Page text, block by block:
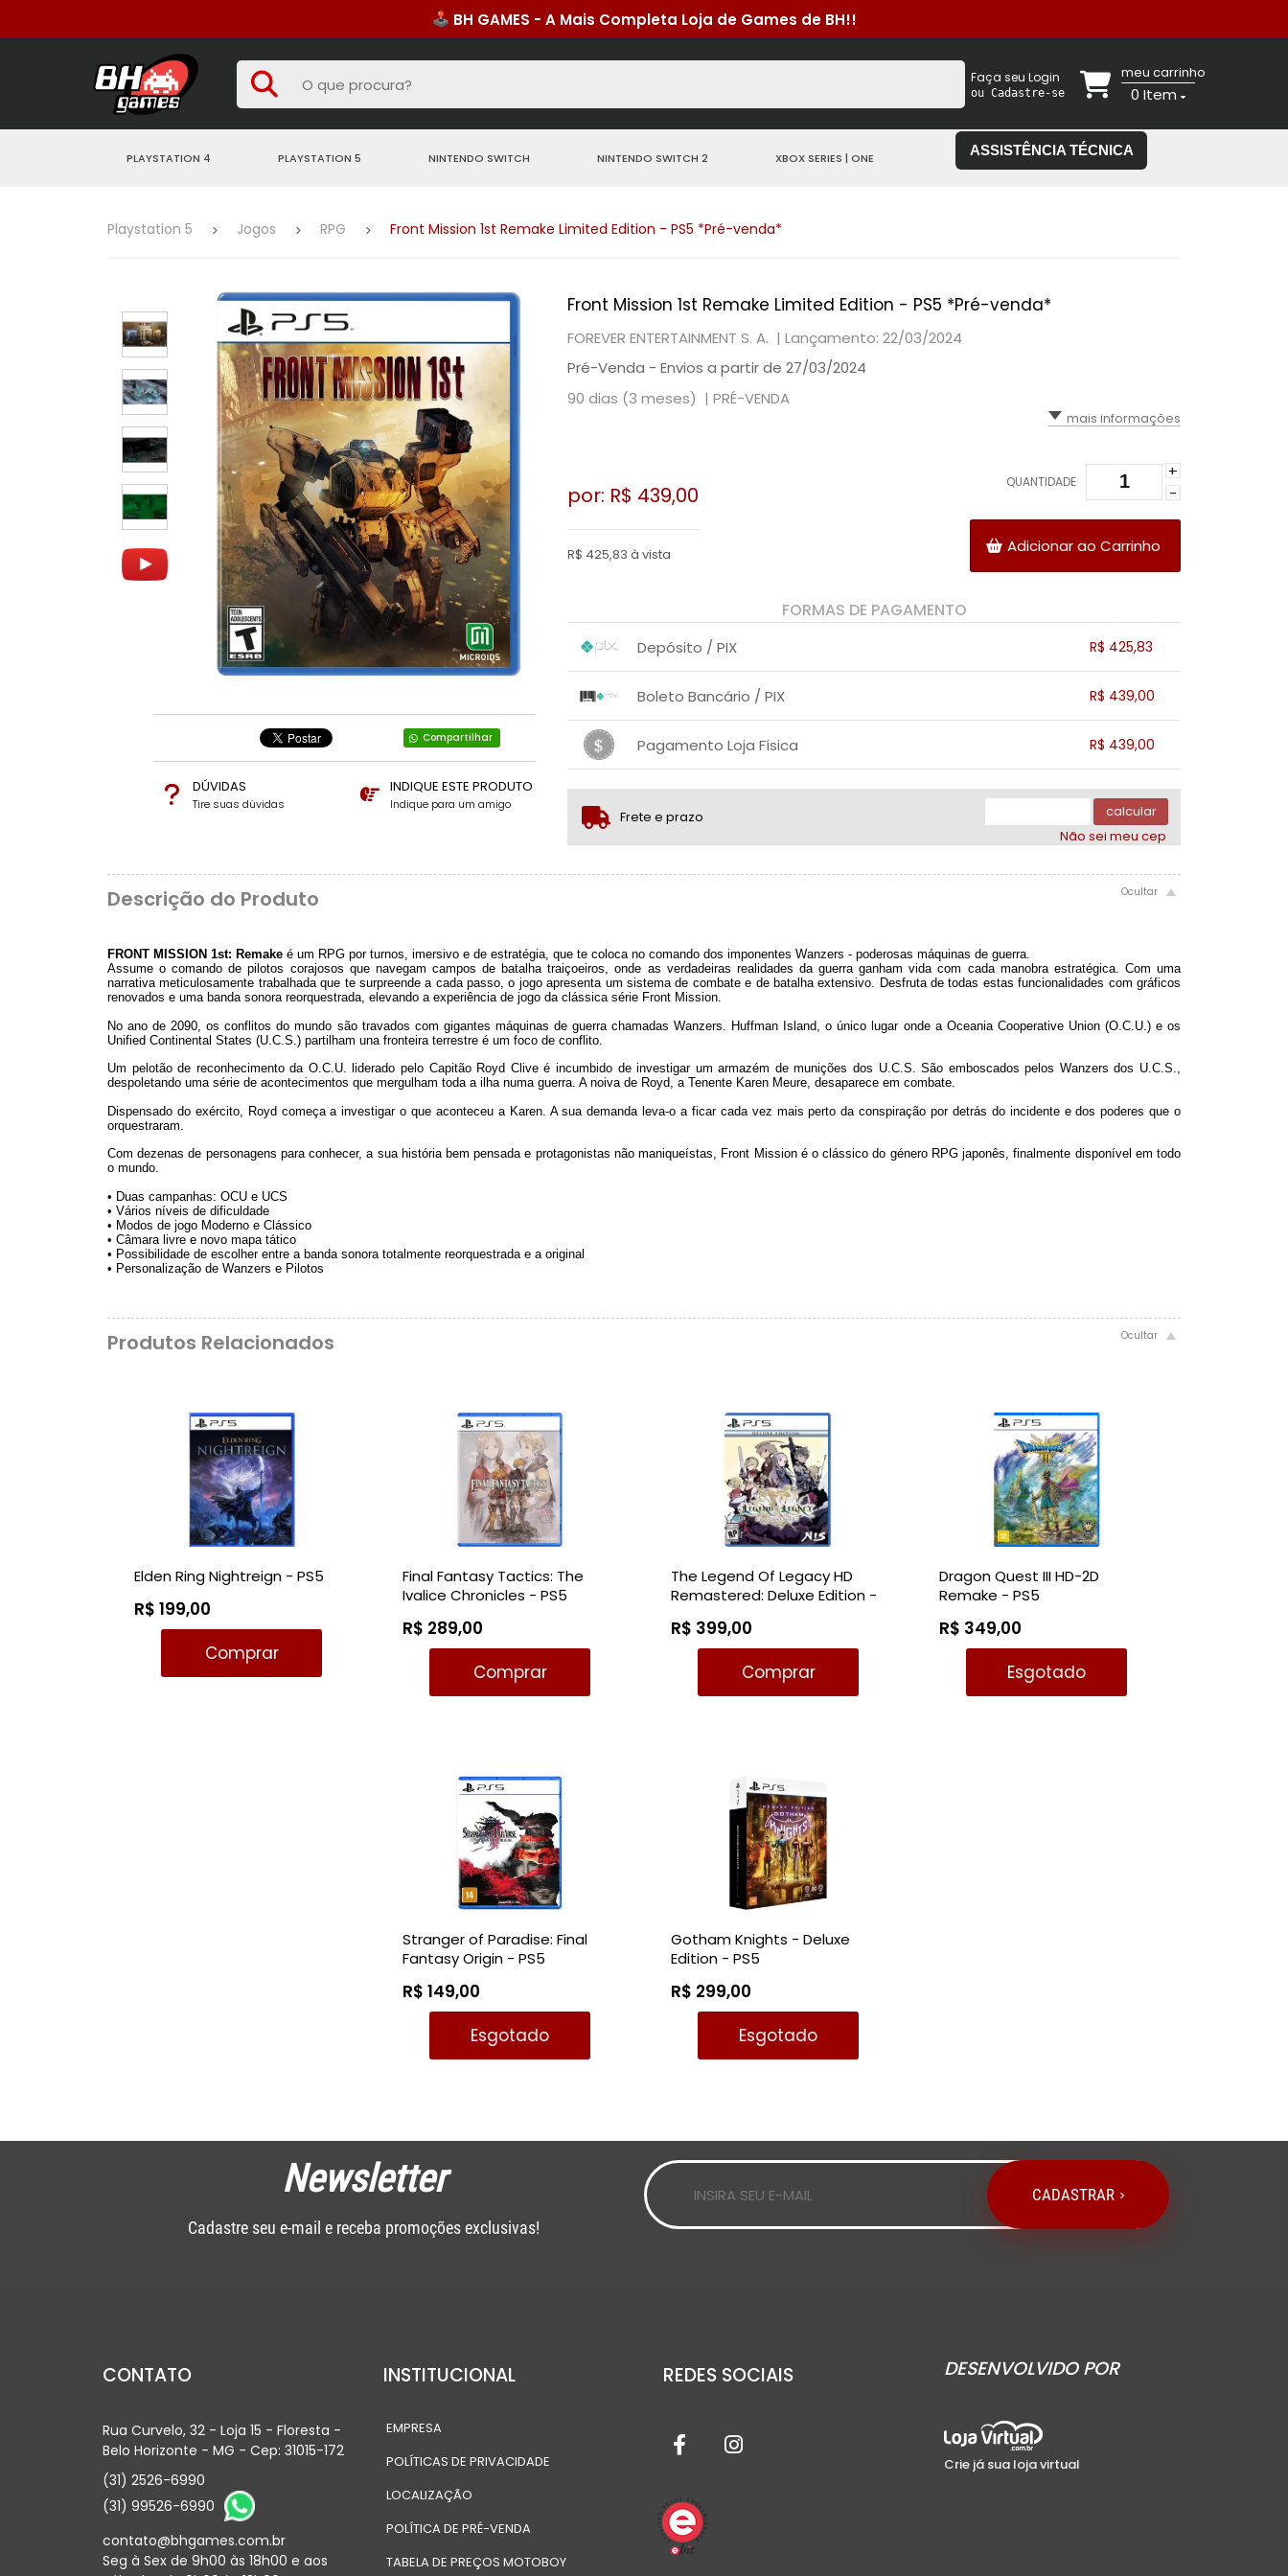
Faça seu Login
ou Cadastre-se
meu carrinho
0 Item
PLAYSTATION 4 PLAYSTATION 5 NINTENDO SWITCH NINTENDO SWITCH 2 XBOX SERIES | ONE ASSISTÊNCIA TÉCNICA
Playstation 5 Jogos RPG Front Mission 1st Remake Limited Edition - PS5 *Pré-venda*
Compartilhar
DÚVIDAS
Tire suas dúvidas
INDIQUE ESTE PRODUTO
Indique para um amigo
Front Mission 1st Remake Limited Edition - PS5 *Pré-venda*
FOREVER ENTERTAINMENT S. A. | Lançamento: 22/03/2024
Pré-Venda - Envios a partir de 27/03/2024
90 dias (3 meses) | PRÉ-VENDA
mais informações
por: R$ 439,00
R$ 425,83 à vista
QUANTIDADE
+
-
Adicionar ao Carrinho
FORMAS DE PAGAMENTO
Depósito / PIX
R$ 425,83
....
Boleto Bancário / PIX
R$ 439,00
....
Pagamento Loja Física
R$ 439,00
... ....
Frete e prazo
calcular
Não sei meu cep
Descrição do Produto
FRONT MISSION 1st: Remake é um RPG por turnos, imersivo e de estratégia, que te coloca no comando dos imponentes Wanzers - poderosas máquinas de guerra.
Assume o comando de pilotos corajosos que navegam campos de batalha traiçoeiros, onde as verdadeiras realidades da guerra ganham vida com cada manobra estratégica. Com uma
narrativa meticulosamente trabalhada que te surpreende a cada passo, o jogo apresenta um sistema de combate e de batalha extensivo. Desfruta de todas estas funcionalidades com gráficos
renovados e uma banda sonora reorquestrada, elevando a experiência de jogo da clássica série Front Mission.
No ano de 2090, os conflitos do mundo são travados com gigantes máquinas de guerra chamadas Wanzers. Huffman Island, o único lugar onde a Oceania Cooperative Union (O.C.U.) e os
Unified Continental States (U.C.S.) partilham una fronteira terrestre é um foco de conflito.
Um pelotão de reconhecimento da O.C.U. liderado pelo Capitão Royd Clive é incumbido de investigar um armazém de munições dos U.C.S. São emboscados pelos Wanzers dos U.C.S.,
despoletando uma série de acontecimentos que mergulham toda a ilha numa guerra. A noiva de Royd, a Tenente Karen Meure, desaparece em combate.
Dispensado do exército, Royd começa a investigar o que aconteceu a Karen. A sua demanda leva-o a ficar cada vez mais perto da conspiração por detrás do incidente e dos poderes que o
orquestraram.
Com dezenas de personagens para conhecer, a sua história bem pensada e protagonistas não maniqueístas, Front Mission é o clássico do género RPG japonês, finalmente disponível em todo
o mundo.
• Duas campanhas: OCU e UCS
• Vários níveis de dificuldade
• Modos de jogo Moderno e Clássico
• Câmara livre e novo mapa tático
• Possibilidade de escolher entre a banda sonora totalmente reorquestrada e a original
• Personalização de Wanzers e Pilotos
Produtos Relacionados
Elden Ring Nightreign - PS5
R$ 199,00
Comprar
Final Fantasy Tactics: The
Ivalice Chronicles - PS5
R$ 289,00
Comprar
The Legend Of Legacy HD
Remastered: Deluxe Edition -
R$ 399,00
Comprar
Dragon Quest III HD-2D
Remake - PS5
R$ 349,00
Esgotado
Stranger of Paradise: Final
Fantasy Origin - PS5
R$ 149,00
Esgotado
Gotham Knights - Deluxe
Edition - PS5
R$ 299,00
Esgotado
Newsletter
Cadastre seu e-mail e receba promoções exclusivas!
CADASTRAR
CONTATO
Rua Curvelo, 32 - Loja 15 - Floresta -
Belo Horizonte - MG - Cep: 31015-172
(31) 2526-6990
(31) 99526-6990
contato@bhgames.com.br
Seg à Sex de 9h00 às 18h00 e aos
INSTITUCIONAL
EMPRESA
POLÍTICAS DE PRIVACIDADE
LOCALIZAÇÃO
POLÍTICA DE PRÉ-VENDA
TABELA DE PREÇOS MOTOBOY
REDES SOCIAIS DESENVOLVIDO POR
Crie já sua loja virtual